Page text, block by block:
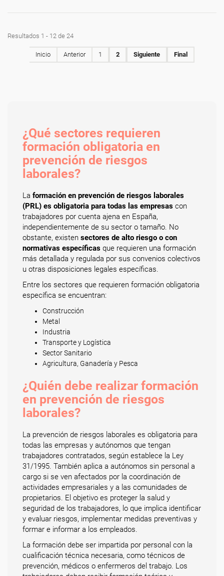
Resultados 1 - 12 de 24
Inicio Anterior 1 2 Siguiente Final
¿Qué sectores requieren
formación obligatoria en
prevención de riesgos
laborales?
La formación en prevención de riesgos laborales
(PRL) es obligatoria para todas las empresas con
trabajadores por cuenta ajena en España,
independientemente de su sector o tamaño. No
obstante, existen sectores de alto riesgo o con
normativas específicas que requieren una formación
más detallada y regulada por sus convenios colectivos
u otras disposiciones legales específicas.
Entre los sectores que requieren formación obligatoria
específica se encuentran:
Construcción
Metal
Industria
Transporte y Logística
Sector Sanitario
Agricultura, Ganadería y Pesca
¿Quién debe realizar formación
en prevención de riesgos
laborales?
La prevención de riesgos laborales es obligatoria para
todas las empresas y autónomos que tengan
trabajadores contratados, según establece la Ley
31/1995. También aplica a autónomos sin personal a
cargo si se ven afectados por la coordinación de
actividades empresariales y a las comunidades de
propietarios. El objetivo es proteger la salud y
seguridad de los trabajadores, lo que implica identificar
y evaluar riesgos, implementar medidas preventivas y
formar e informar a los empleados.
La formación debe ser impartida por personal con la
cualificación técnica necesaria, como técnicos de
prevención, médicos o enfermeros del trabajo. Los